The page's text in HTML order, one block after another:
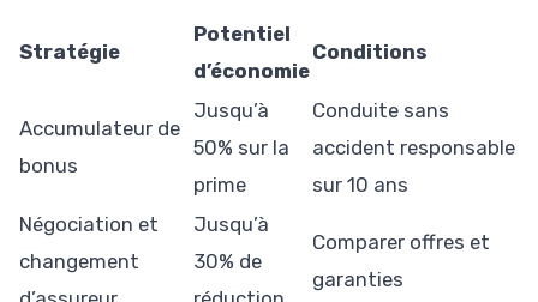
Stratégie
Potentiel
d’économie
Conditions
Accumulateur de
bonus
Jusqu’à
50% sur la
prime
Conduite sans
accident responsable
sur 10 ans
Négociation et
changement
Jusqu’à
30% de
Comparer offres et
garanties